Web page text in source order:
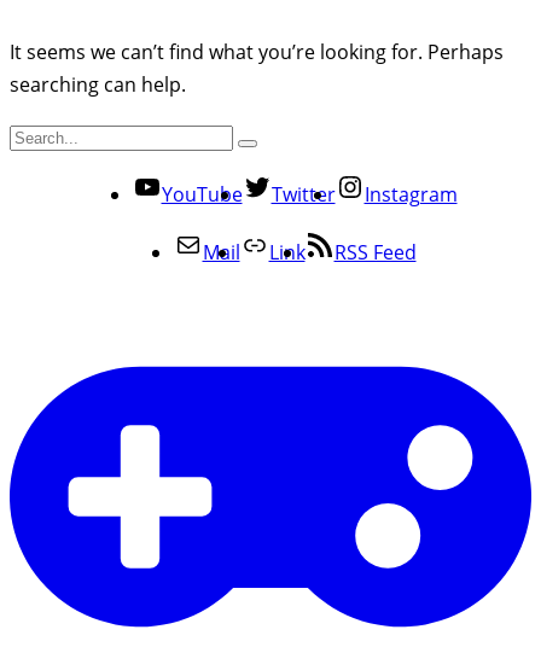
It seems we can’t find what you’re looking for. Perhaps
searching can help.
YouTube Twitter Instagram
Mail Link RSS Feed